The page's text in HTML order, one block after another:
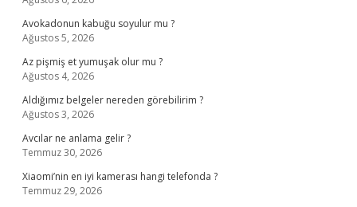
Avokadonun kabuğu soyulur mu ?
Ağustos 5, 2026
Az pişmiş et yumuşak olur mu ?
Ağustos 4, 2026
Aldığımız belgeler nereden görebilirim ?
Ağustos 3, 2026
Avcılar ne anlama gelir ?
Temmuz 30, 2026
Xiaomi’nin en iyi kamerası hangi telefonda ?
Temmuz 29, 2026